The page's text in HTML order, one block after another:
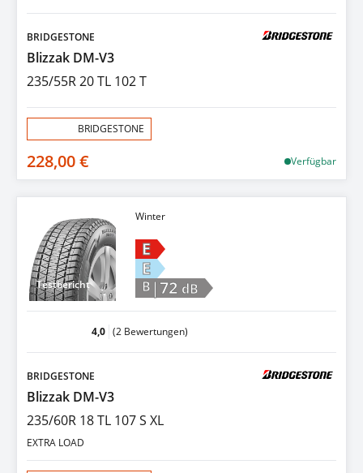
BRIDGESTONE
Blizzak DM-V3
235/55R 20 TL 102 T
BRIDGESTONE
228,00 € Verfügbar
Testbericht
Winter
E
E
B |72 dB
4,0 (2 Bewertungen)
BRIDGESTONE
Blizzak DM-V3
235/60R 18 TL 107 S XL
EXTRA LOAD